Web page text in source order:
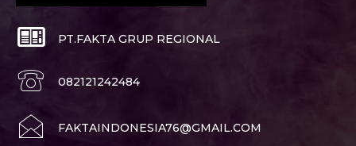
PT.FAKTA GRUP REGIONAL
082121242484
FAKTAINDONESIA76@GMAIL.COM